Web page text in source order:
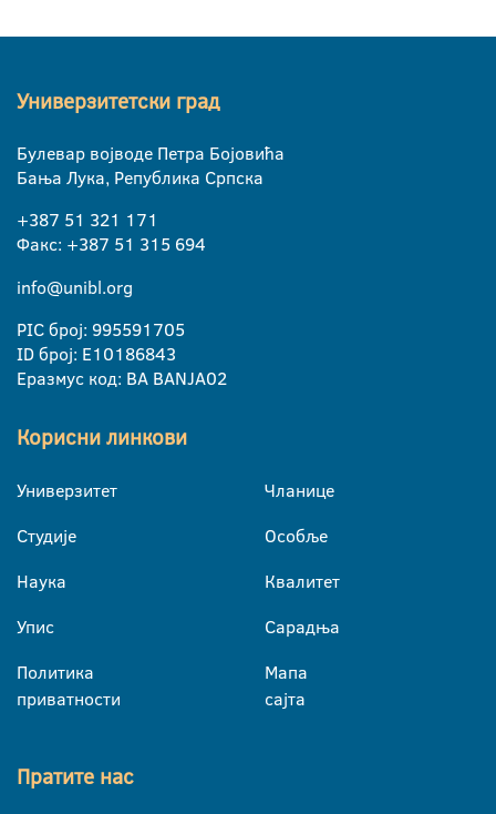
Универзитетски град
Булевар војводе Петра Бојовића
Бања Лука, Република Српска
+387 51 321 171
Факс: +387 51 315 694
info@unibl.org
PIC број: 995591705
ID број: E10186843
Еразмус код: BA BANJA02
Корисни линкови
Универзитет
Студије
Наука
Упис
Политика
приватности
Чланице
Особље
Квалитет
Сарадња
Мапа
сајта
Пратите нас